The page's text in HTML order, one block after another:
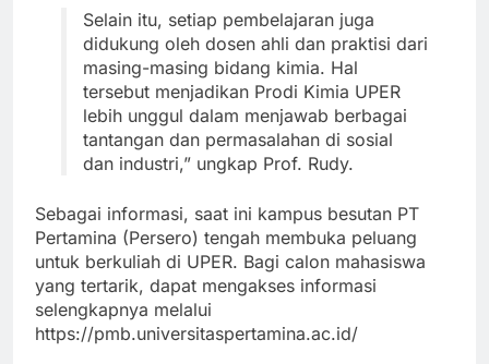
Selain itu, setiap pembelajaran juga
didukung oleh dosen ahli dan praktisi dari
masing-masing bidang kimia. Hal
tersebut menjadikan Prodi Kimia UPER
lebih unggul dalam menjawab berbagai
tantangan dan permasalahan di sosial
dan industri,” ungkap Prof. Rudy.
Sebagai informasi, saat ini kampus besutan PT
Pertamina (Persero) tengah membuka peluang
untuk berkuliah di UPER. Bagi calon mahasiswa
yang tertarik, dapat mengakses informasi
selengkapnya melalui
https://pmb.universitaspertamina.ac.id/